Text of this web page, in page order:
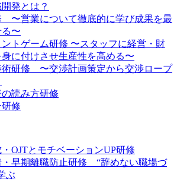
発とは？
〜営業について徹底的に学び成果を最
〜
トゲーム研修 〜スタッフに経営・財
に付けさせ生産性を高める〜
術研修 〜交渉計画策定から交渉ロープ
読み方研修
研修
OJTとモチベーションUP研修
・早期離職防止研修 “辞めない職場づ
ぶ